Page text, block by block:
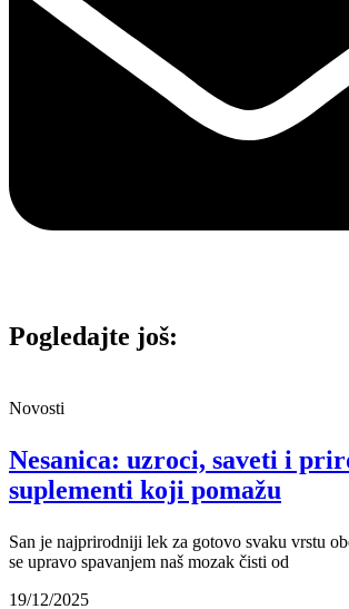
Pogledajte još:
Novosti
Nesanica: uzroci, saveti i
suplementi koji pomažu
San je najprirodniji lek za gotovo svaku vrstu
se upravo spavanjem naš mozak čisti od
19/12/2025